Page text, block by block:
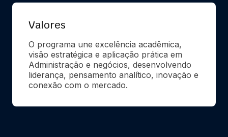
Valores
O programa une excelência acadêmica,
visão estratégica e aplicação prática em
Administração e negócios, desenvolvendo
liderança, pensamento analítico, inovação e
conexão com o mercado.